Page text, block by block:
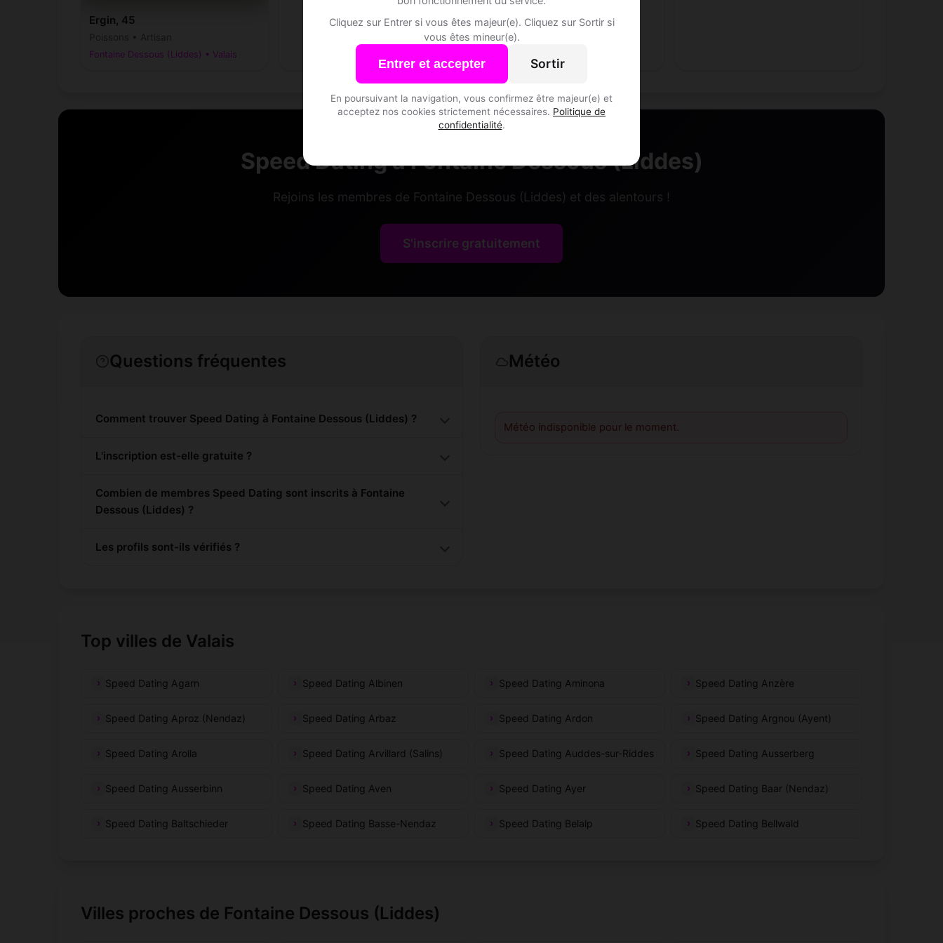
Cliquez sur Entrer si vous êtes majeur(e). Cliquez sur Sortir si
vous êtes mineur(e).
Entrer et accepter Sortir
En poursuivant la navigation, vous confirmez être majeur(e) et
acceptez nos cookies strictement nécessaires. Politique de
confidentialité.
Ergin, 45
Fontaine Dessous (Liddes) • Valais
Speed Dating à Fontaine Dessous (Liddes)
Rejoins les membres de Fontaine Dessous (Liddes) et des alentours !
S'inscrire gratuitement
Questions fréquentes
Comment trouver Speed Dating à Fontaine Dessous (Liddes) ?
L'inscription est-elle gratuite ?
Combien de membres Speed Dating sont inscrits à Fontaine
Dessous (Liddes) ?
Les profils sont-ils vérifiés ?
Météo
Météo indisponible pour le moment.
Top villes de Valais
Speed Dating Agarn Speed Dating Albinen Speed Dating Aminona Speed Dating Anzère
Speed Dating Aproz (Nendaz) Speed Dating Arbaz Speed Dating Ardon Speed Dating Argnou (Ayent)
Speed Dating Arolla Speed Dating Arvillard (Salins) Speed Dating Auddes-sur-Riddes Speed Dating Ausserberg
Speed Dating Ausserbinn Speed Dating Aven Speed Dating Ayer Speed Dating Baar (Nendaz)
Speed Dating Baltschieder Speed Dating Basse-Nendaz Speed Dating Belalp Speed Dating Bellwald
Villes proches de Fontaine Dessous (Liddes)